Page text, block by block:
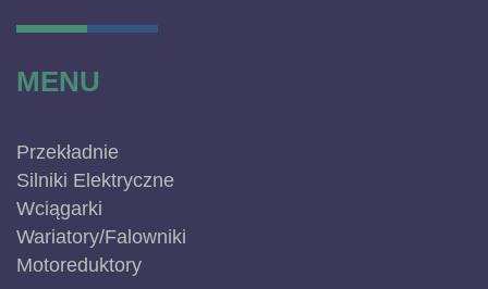
MENU
Przekładnie
Silniki Elektryczne
Wciągarki
Wariatory/Falowniki
Motoreduktory